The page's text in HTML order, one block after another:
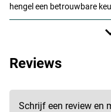
hengel een betrouwbare
Reviews
Schrijf een review en